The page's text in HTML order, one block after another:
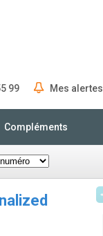
99 Mes alertes
Compléments